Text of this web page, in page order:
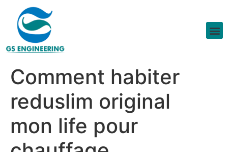
Comment habiter
reduslim original
mon life pour